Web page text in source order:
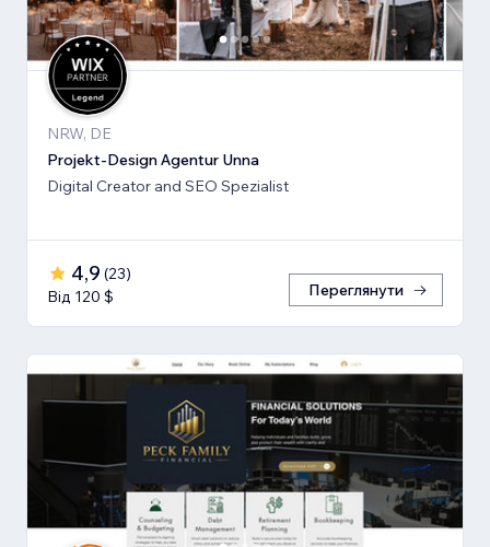
NRW, DE
Projekt-Design Agentur Unna
Digital Creator and SEO Spezialist
4,9 (23)
Від 120 $
Переглянути